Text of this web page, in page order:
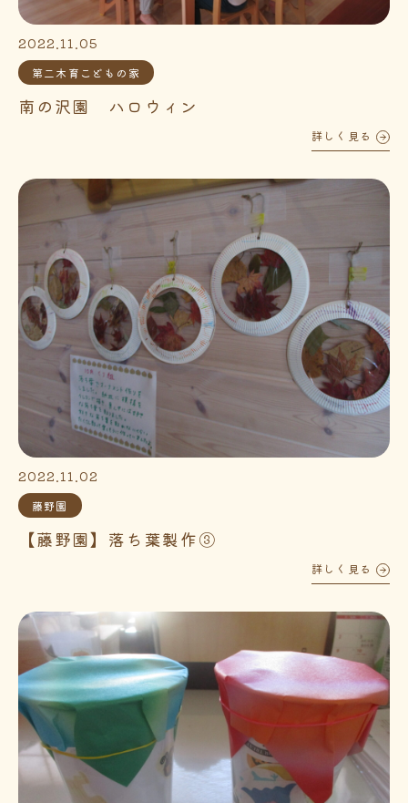
2022.11.05
第二木育こどもの家
南の沢園 ハロウィン
詳しく見る
2022.11.02
藤野園
【藤野園】落ち葉製作③
詳しく見る